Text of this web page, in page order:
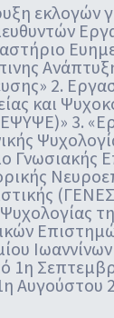
εκλογών
2.
και
3.
Γνωσιακής
1η
Αυγούστου